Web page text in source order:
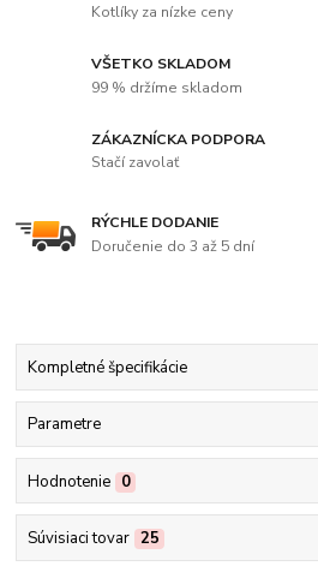
Kotlíky za nízke ceny
VŠETKO SKLADOM
99 % držíme skladom
ZÁKAZNÍCKA PODPORA
Stačí zavolať
RÝCHLE DODANIE
Doručenie do 3 až 5 dní
Kompletné špecifikácie
Parametre
Hodnotenie 0
Súvisiaci tovar 25